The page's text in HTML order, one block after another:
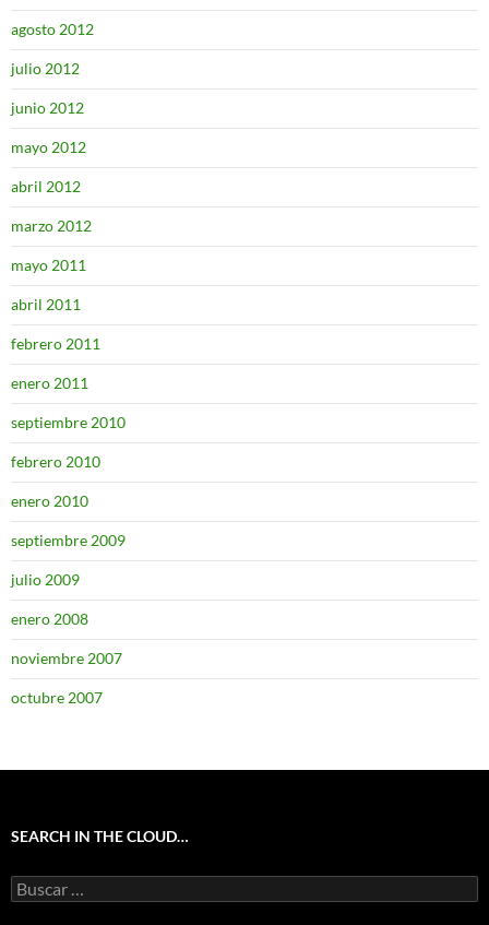
agosto 2012
julio 2012
junio 2012
mayo 2012
abril 2012
marzo 2012
mayo 2011
abril 2011
febrero 2011
enero 2011
septiembre 2010
febrero 2010
enero 2010
septiembre 2009
julio 2009
enero 2008
noviembre 2007
octubre 2007
SEARCH IN THE CLOUD…
Buscar: